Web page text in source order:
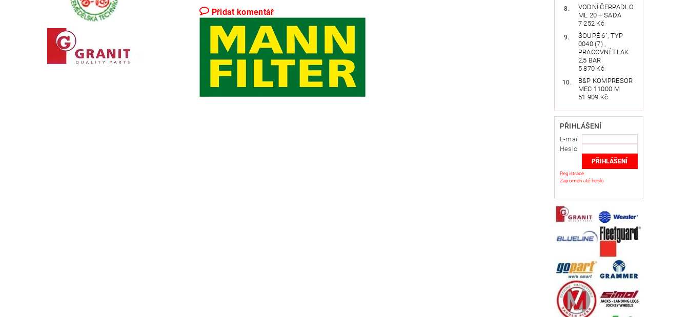
Přidat komentář
VODNÍ ČERPADLO
ML 20 + SADA
7 252 Kč
ŠOUPĚ 6", TYP
0040 (7) ,
PRACOVNÍ TLAK
2,5 BAR
5 870 Kč
B&P KOMPRESOR
MEC 11000 M
51 909 Kč
PŘIHLÁŠENÍ
E-mail
Heslo
Registrace
Zapomenuté heslo